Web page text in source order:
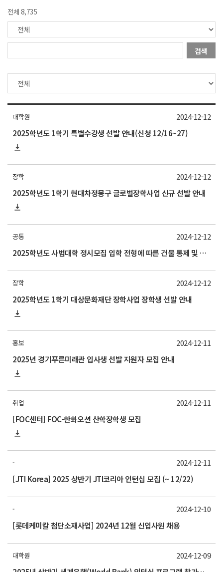
전체 8,735
검색
대학원
2025학년도 1학기 특별수강생 선발 안내(신청 12/16~27)
2024-12-12
장학
2025학년도 1학기 현대차정몽구 글로벌장학사업 신규 선발 안내
2024-12-12
공통
2025학년도 사범대학 정시모집 입학 전형에 따른 건물 통제 및 휴강 안내
2024-12-12
장학
2025학년도 1학기 대상문화재단 장학사업 장학생 선발 안내
2024-12-12
홍보
2025년 경기푸른미래관 입사생 선발 지원자 모집 안내
2024-12-11
취업
[FOC센터] FOC-한화오션 산학장학생 모집
2024-12-11
-
[JTI Korea] 2025 상반기 JTI코리아 인턴십 모집 (~ 12/22)
2024-12-11
-
[롯데케미칼 첨단소재사업] 2024년 12월 신입사원 채용
2024-12-10
대학원 2024-12-09